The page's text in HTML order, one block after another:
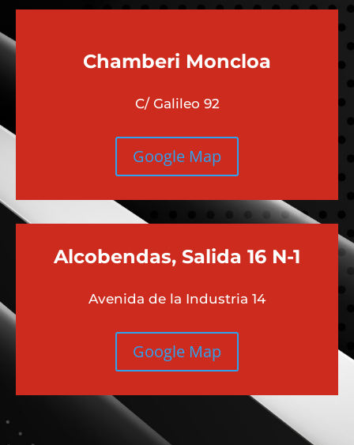
Chamberi Moncloa
C/ Galileo 92
Google Map
Alcobendas, Salida 16 N-1
Avenida de la Industria 14
Google Map